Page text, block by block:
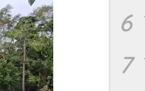
6
7